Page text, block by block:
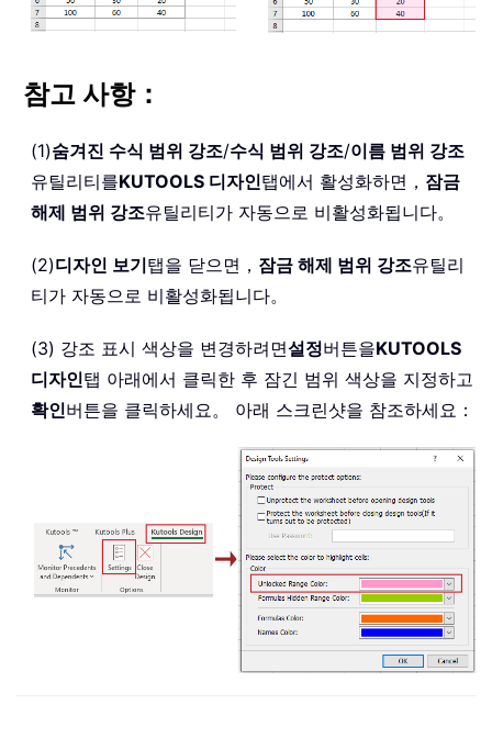
참고 사항：
(1)숨겨진 수식 범위 강조/수식 범위 강조/이름 범위 강조
유틸리티를KUTOOLS 디자인탭에서 활성화하면， 잠금
해제 범위 강조유틸리티가 자동으로 비활성화됩니다。
(2)디자인 보기탭을 닫으면， 잠금 해제 범위 강조유틸리
티가 자동으로 비활성화됩니다。
(3) 강조 표시 색상을 변경하려면설정버튼을KUTOOLS
디자인탭 아래에서 클릭한 후 잠긴 범위 색상을 지정하고
확인버튼을 클릭하세요。 아래 스크린샷을 참조하세요：